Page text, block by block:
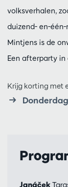
volksverhalen,
duizend- en-
Mintjens is de
Een afterparty
Krijg korting met
Janáček